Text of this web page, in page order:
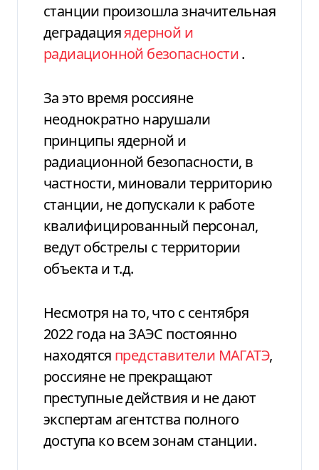
станции произошла значительная
деградацияядерной и
радиационной безопасности.
За это время россияне
неоднократно нарушали
принципы ядерной и
радиационной безопасности, в
частности, миновали территорию
станции, не допускали к работе
квалифицированный персонал,
ведут обстрелы с территории
объекта и т.д.
Несмотря на то, что с сентября
2022 года на ЗАЭС постоянно
находятся представители МАГАТЭ,
россияне не прекращают
преступные действия и не дают
экспертам агентства полного
доступа ко всем зонам станции.